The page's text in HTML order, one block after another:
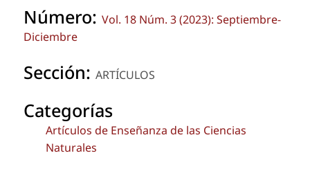
Número: Vol. 18 Núm. 3 (2023): Septiembre-
Diciembre
Sección: ARTÍCULOS
Categorías
Artículos de Enseñanza de las Ciencias
Naturales